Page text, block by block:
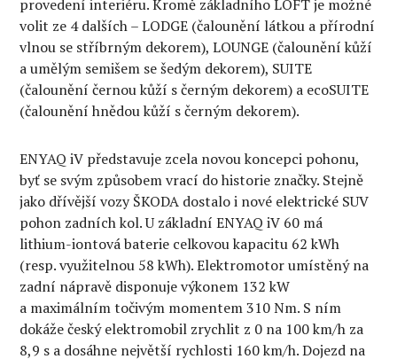
provedení interiéru. Kromě základního LOFT je možné
volit ze 4 dalších – LODGE (čalounění látkou a přírodní
vlnou se stříbrným dekorem), LOUNGE (čalounění kůží
a umělým semišem se šedým dekorem), SUITE
(čalounění černou kůží s černým dekorem) a ecoSUITE
(čalounění hnědou kůží s černým dekorem).
ENYAQ iV představuje zcela novou koncepci pohonu,
byť se svým způsobem vrací do historie značky. Stejně
jako dřívější vozy ŠKODA dostalo i nové elektrické SUV
pohon zadních kol. U základní ENYAQ iV 60 má
lithium-iontová baterie celkovou kapacitu 62 kWh
(resp. využitelnou 58 kWh). Elektromotor umístěný na
zadní nápravě disponuje výkonem 132 kW
a maximálním točivým momentem 310 Nm. S ním
dokáže český elektromobil zrychlit z 0 na 100 km/h za
8,9 s a dosáhne největší rychlosti 160 km/h. Dojezd na